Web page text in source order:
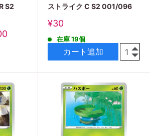
S2
ストライク C S2 001/096
販
価
¥30
在庫 19個
カート追加